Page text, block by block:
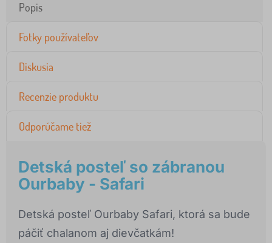
Popis
Fotky používateľov
Diskusia
Recenzie produktu
Odporúčame tiež
Detská posteľ so zábranou
Ourbaby - Safari
Detská posteľ Ourbaby Safari, ktorá sa bude
páčiť chalanom aj dievčatkám!